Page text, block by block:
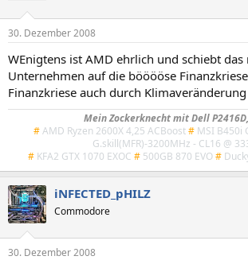
30. Dezember 2008
WEnigtens ist AMD ehrlich und schiebt
Unternehmen auf die bööööse
Finanzkriese auch durch
Mein Zockerknecht mit Dell
#AMD Ryzen 2600X 4,25 ACBoost # MSI B450i
G.skill(MFR)-3200MHz - CL16 @
# KFA2 GTX 1070 EXOC # 500GB 870 EVO#
iNFECTED_pHILZ
Commodore
30. Dezember 2008